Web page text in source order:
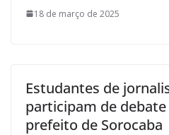
18 de março de 2025
Estudantes de
participam de
prefeito de Sorocaba